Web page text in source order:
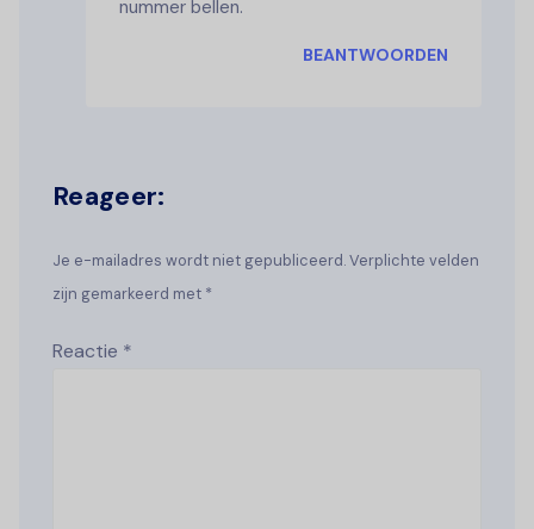
nummer bellen.
BEANTWOORDEN
Reageer:
Je e-mailadres wordt niet gepubliceerd. Verplichte velden
zijn gemarkeerd met *
Reactie *